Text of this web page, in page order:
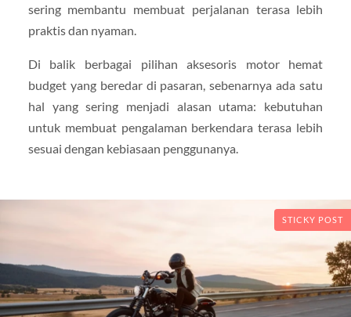
sering membantu membuat perjalanan terasa lebih
praktis dan nyaman.
Di balik berbagai pilihan aksesoris motor hemat
budget yang beredar di pasaran, sebenarnya ada satu
hal yang sering menjadi alasan utama: kebutuhan
untuk membuat pengalaman berkendara terasa lebih
sesuai dengan kebiasaan penggunanya.
STICKY POST